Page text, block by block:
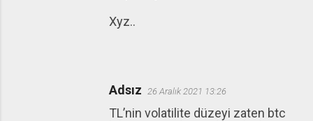
Xyz..
Adsız 26 Aralık 2021 13:26
TL’nin volatilite düzeyi zaten btc